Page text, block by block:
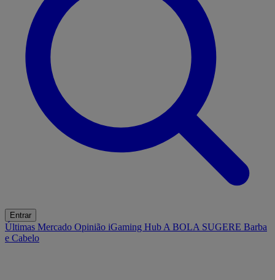
Entrar
Últimas Mercado Opinião iGaming Hub A BOLA SUGERE Barba
e Cabelo